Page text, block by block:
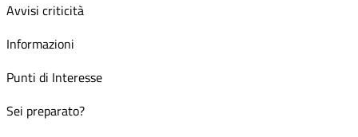
Avvisi criticità
Informazioni
Punti di Interesse
Sei preparato?